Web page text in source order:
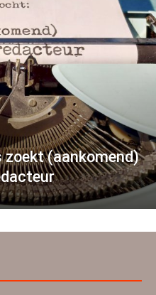
zoekt (aankomend)